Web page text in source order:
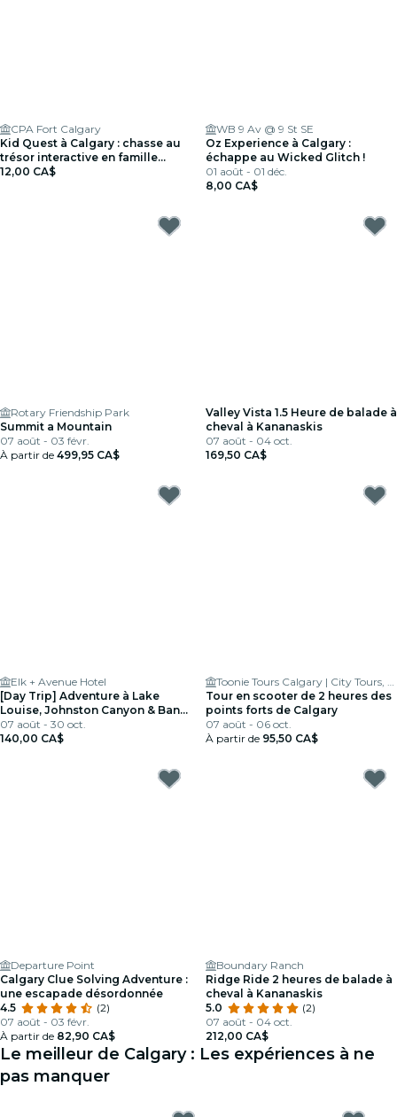
CPA Fort Calgary
Kid Quest à Calgary : chasse au
trésor interactive en famille
(âges 4–8)
12,00 CA$
WB 9 Av @ 9 St SE
Oz Experience à Calgary :
échappe au Wicked Glitch !
01 août - 01 déc.
8,00 CA$
Rotary Friendship Park
Summit a Mountain
07 août - 03 févr.
À partir de 499,95 CA$
Valley Vista 1.5 Heure de balade à
cheval à Kananaskis
07 août - 04 oct.
169,50 CA$
Elk + Avenue Hotel
[Day Trip] Adventure à Lake
Louise, Johnston Canyon & Banff
Town
07 août - 30 oct.
140,00 CA$
Toonie Tours Calgary | City Tours, Bike & Scooter Rentals
Tour en scooter de 2 heures des
points forts de Calgary
07 août - 06 oct.
À partir de 95,50 CA$
Departure Point
Calgary Clue Solving Adventure :
une escapade désordonnée
4.5
(2)
07 août - 03 févr.
À partir de 82,90 CA$
Boundary Ranch
Ridge Ride 2 heures de balade à
cheval à Kananaskis
5.0
(2)
07 août - 04 oct.
212,00 CA$
Le meilleur de Calgary : Les expériences à ne
pas manquer